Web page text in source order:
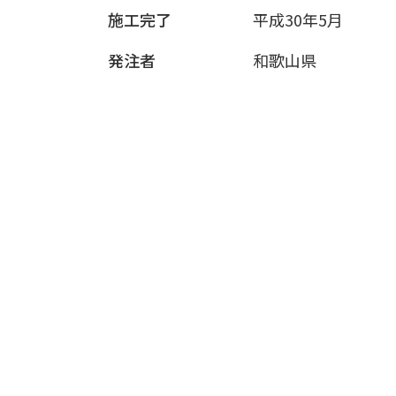
施工完了
平成30年5月
発注者
和歌山県